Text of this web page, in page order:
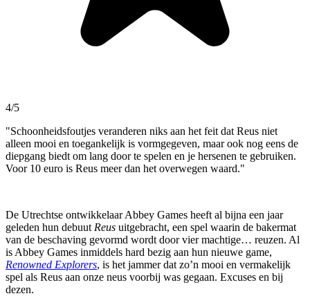
4/5
"Schoonheidsfoutjes veranderen niks aan het feit dat Reus niet
alleen mooi en toegankelijk is vormgegeven, maar ook nog eens de
diepgang biedt om lang door te spelen en je hersenen te gebruiken.
Voor 10 euro is Reus meer dan het overwegen waard."
De Utrechtse ontwikkelaar Abbey Games heeft al bijna een jaar
geleden hun debuut Reus uitgebracht, een spel waarin de bakermat
van de beschaving gevormd wordt door vier machtige… reuzen. Al
is Abbey Games inmiddels hard bezig aan hun nieuwe game,
Renowned Explorers, is het jammer dat zo’n mooi en vermakelijk
spel als Reus aan onze neus voorbij was gegaan. Excuses en bij
dezen.